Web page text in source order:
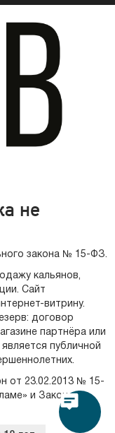
не
закона № 15-ФЗ.
кальянов,
Сайт
витрину.
договор
партнёра или
публичной
от 23.02.2013 № 15-
и Закон «О